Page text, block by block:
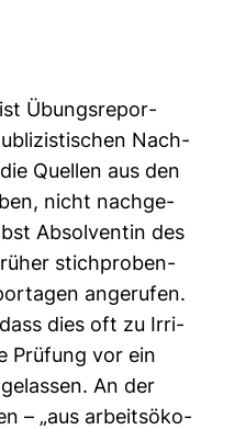
Übungs­re­por­
Nach­
Quellen aus den
nicht nach­ge­
Absol­ventin des
stich­pro­ben­
ange­rufen.
dies oft zu Irri­
Prü­fung vor ein
An der
– „aus arbeits­öko­